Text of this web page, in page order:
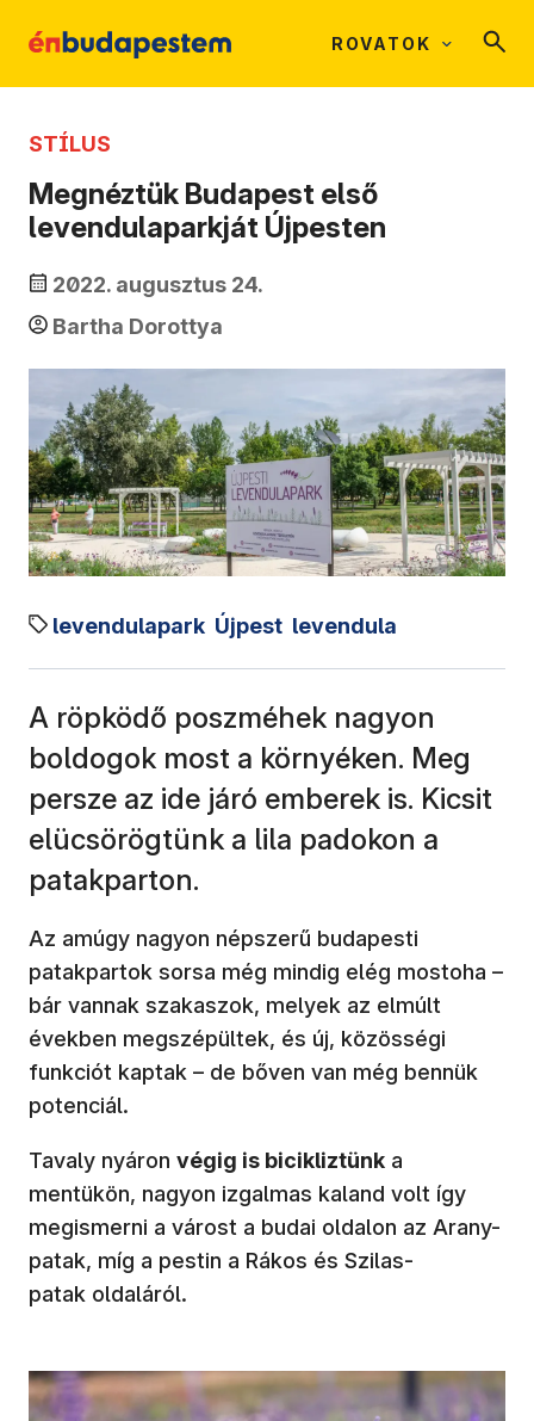
ROVATOK
STÍLUS
Megnéztük Budapest első
levendulaparkját Újpesten
2022. augusztus 24.
Bartha Dorottya
levendulapark Újpest levendula
A röpködő poszméhek nagyon
boldogok most a környéken. Meg
persze az ide járó emberek is. Kicsit
elücsörögtünk a lila padokon a
patakparton.
Az amúgy nagyon népszerű budapesti
patakpartok sorsa még mindig elég mostoha –
bár vannak szakaszok, melyek az elmúlt
években megszépültek, és új, közösségi
funkciót kaptak – de bőven van még bennük
potenciál.
Tavaly nyáron végig is bicikliztünk a
mentükön, nagyon izgalmas kaland volt így
megismerni a várost a budai oldalon az Arany-
patak, míg a pestin a Rákos és Szilas-
patak oldaláról.